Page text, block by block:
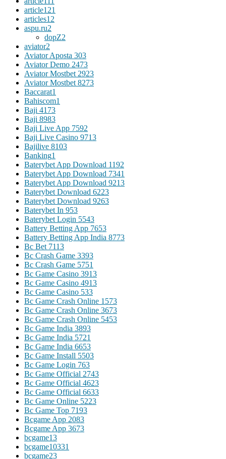
article121
articles12
aspu.ru2
dopZ2
aviator2
Aviator Aposta 303
Aviator Demo 2473
Aviator Mostbet 2923
Aviator Mostbet 8273
Baccarat1
Bahiscom1
Baji 4173
Baji 8983
Baji Live App 7592
Baji Live Casino 9713
Bajilive 8103
Banking1
Baterybet App Download 1192
Baterybet App Download 7341
Baterybet App Download 9213
Baterybet Download 6223
Baterybet Download 9263
Baterybet In 953
Baterybet Login 5543
Battery Betting App 7653
Battery Betting App India 8773
Bc Bet 7113
Bc Crash Game 3393
Bc Crash Game 5751
Bc Game Casino 3913
Bc Game Casino 4913
Bc Game Casino 533
Bc Game Crash Online 1573
Bc Game Crash Online 3673
Bc Game Crash Online 5453
Bc Game India 3893
Bc Game India 5721
Bc Game India 6653
Bc Game Install 5503
Bc Game Login 763
Bc Game Official 2743
Bc Game Official 4623
Bc Game Official 6633
Bc Game Online 5223
Bc Game Top 7193
Bcgame App 2083
Bcgame App 3673
bcgame13
bcgame10331
bcgame23